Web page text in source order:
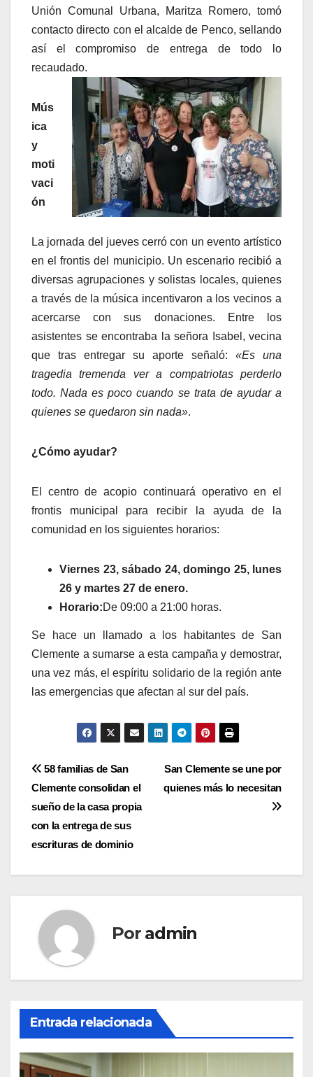
Unión Comunal Urbana, Maritza Romero, tomó
contacto directo con el alcalde de Penco, sellando
así el compromiso de entrega de todo lo
recaudado.
Mús
ica
y
moti
vaci
ón
La jornada del jueves cerró con un evento artístico
en el frontis del municipio. Un escenario recibió a
diversas agrupaciones y solistas locales, quienes
a través de la música incentivaron a los vecinos a
acercarse con sus donaciones. Entre los
asistentes se encontraba la señora Isabel, vecina
que tras entregar su aporte señaló: «Es una
tragedia tremenda ver a compatriotas perderlo
todo. Nada es poco cuando se trata de ayudar a
quienes se quedaron sin nada».
¿Cómo ayudar?
El centro de acopio continuará operativo en el
frontis municipal para recibir la ayuda de la
comunidad en los siguientes horarios:
Viernes 23, sábado 24, domingo 25, lunes
26 y martes 27 de enero.
Horario:De 09:00 a 21:00 horas.
Se hace un llamado a los habitantes de San
Clemente a sumarse a esta campaña y demostrar,
una vez más, el espíritu solidario de la región ante
las emergencias que afectan al sur del país.
Navegación
de
entradas
San Clemente se une por
quienes más lo necesitan
58 familias de San
Clemente consolidan el
sueño de la casa propia
con la entrega de sus
escrituras de dominio
Por admin
Entrada relacionada